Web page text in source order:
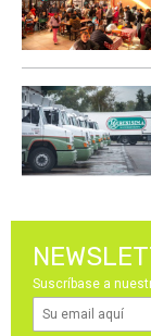
Suscríbase a